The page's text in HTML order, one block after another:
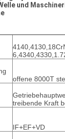
und
offene 8000T
treibende Kraft
IF+EF+VD